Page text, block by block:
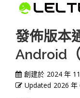
發佈版本
Android（
創建於 2024 年
Updated 2026 年